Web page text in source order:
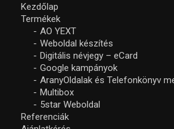
Kezdőlap
Termékek
AO YEXT
Weboldal készítés
Digitális névjegy – eCard
Google kampányok
AranyOldalak és Telefonkönyv
Multibox
5star Weboldal
Referenciák